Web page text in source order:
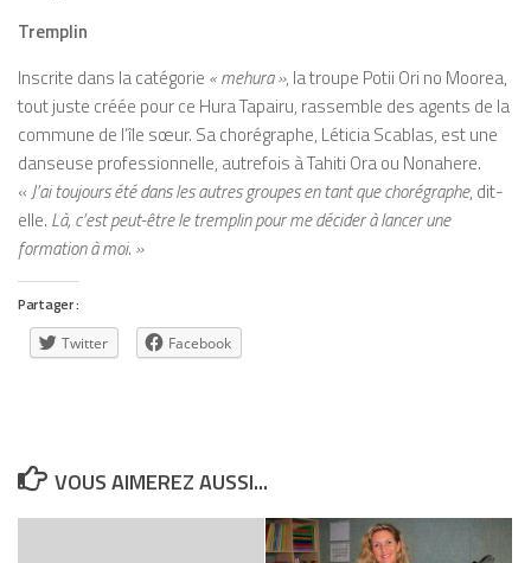
Tremplin
Inscrite dans la catégorie « mehura », la troupe Potii Ori no Moorea,
tout juste créée pour ce Hura Tapairu, rassemble des agents de la
commune de l’île sœur. Sa chorégraphe, Léticia Scablas, est une
danseuse professionnelle, autrefois à Tahiti Ora ou Nonahere.
«J’ai toujours été dans les autres groupes en tant que chorégraphe, dit-
elle. Là, c’est peut-être le tremplin pour me décider à lancer une
formation à moi. »
Partager :
Twitter Facebook
VOUS AIMEREZ AUSSI...